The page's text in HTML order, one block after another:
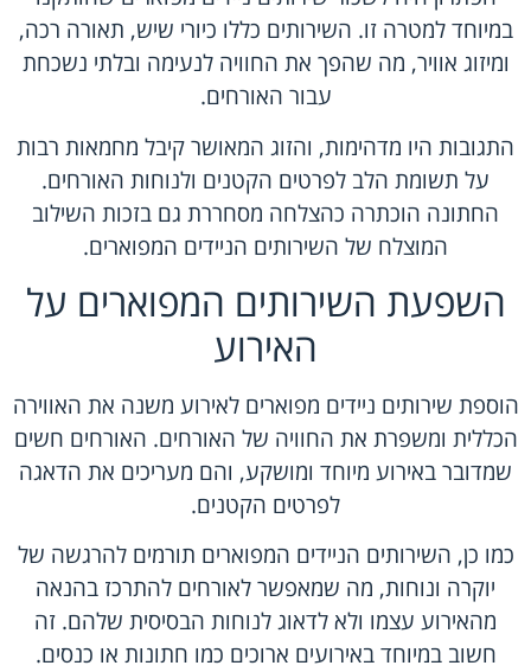
במיוחד למטרה זו. השירותים כללו כיורי שיש, תאורה רכה,
ומיזוג אוויר, מה שהפך את החוויה לנעימה ובלתי נשכחת
עבור האורחים.
התגובות היו מדהימות, והזוג המאושר קיבל מחמאות רבות
על תשומת הלב לפרטים הקטנים ולנוחות האורחים.
החתונה הוכתרה כהצלחה מסחררת גם בזכות השילוב
המוצלח של השירותים הניידים המפוארים.
השפעת השירותים המפוארים על
האירוע
הוספת שירותים ניידים מפוארים לאירוע משנה את האווירה
הכללית ומשפרת את החוויה של האורחים. האורחים חשים
שמדובר באירוע מיוחד ומושקע, והם מעריכים את הדאגה
לפרטים הקטנים.
כמו כן, השירותים הניידים המפוארים תורמים להרגשה של
יוקרה ונוחות, מה שמאפשר לאורחים להתרכז בהנאה
מהאירוע עצמו ולא לדאוג לנוחות הבסיסית שלהם. זה
חשוב במיוחד באירועים ארוכים כמו חתונות או כנסים.